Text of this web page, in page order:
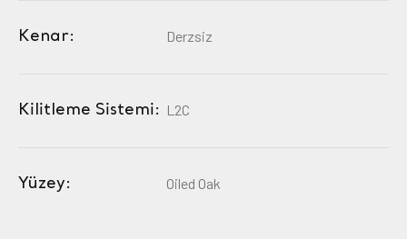
Kenar: Derzsiz
Kilitleme Sistemi: L2C
Yüzey: Oiled Oak